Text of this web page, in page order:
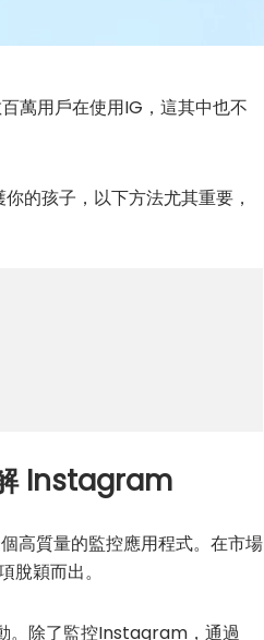
萬用戶在使用IG，這其中也不
的孩子，以下方法尤其重要，
Instagram
高質量的監控應用程式。在市場
穎而出。
。除了監控Instagram，通過